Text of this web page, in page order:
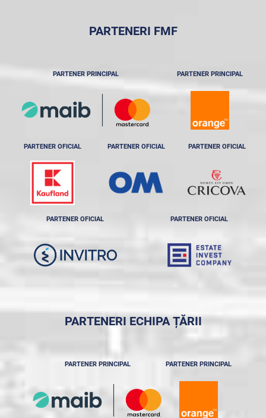
PARTENERI FMF
PARTENER PRINCIPAL PARTENER PRINCIPAL
PARTENER OFICIAL PARTENER OFICIAL PARTENER OFICIAL
PARTENER OFICIAL PARTENER OFICIAL
PARTENERI ECHIPA ȚĂRII
PARTENER PRINCIPAL PARTENER PRINCIPAL